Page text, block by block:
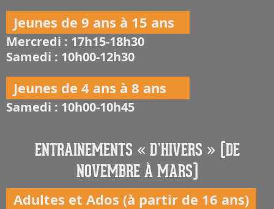
Jeunes de 9 ans à 15 ans
Mercredi : 17h15-18h30
Samedi : 10h00-12h30
Jeunes de 4 ans à 8 ans
Samedi : 10h00-10h45
ENTRAINEMENTS « D’HIVERS » (DE
NOVEMBRE À MARS)
Adultes et Ados (à partir de 16 ans)